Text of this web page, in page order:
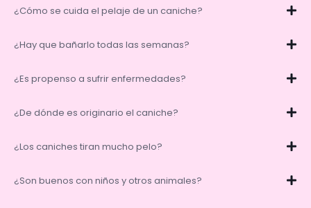
¿Cómo se cuida el pelaje de un caniche?
¿Hay que bañarlo todas las semanas?
¿Es propenso a sufrir enfermedades?
¿De dónde es originario el caniche?
¿Los caniches tiran mucho pelo?
¿Son buenos con niños y otros animales?